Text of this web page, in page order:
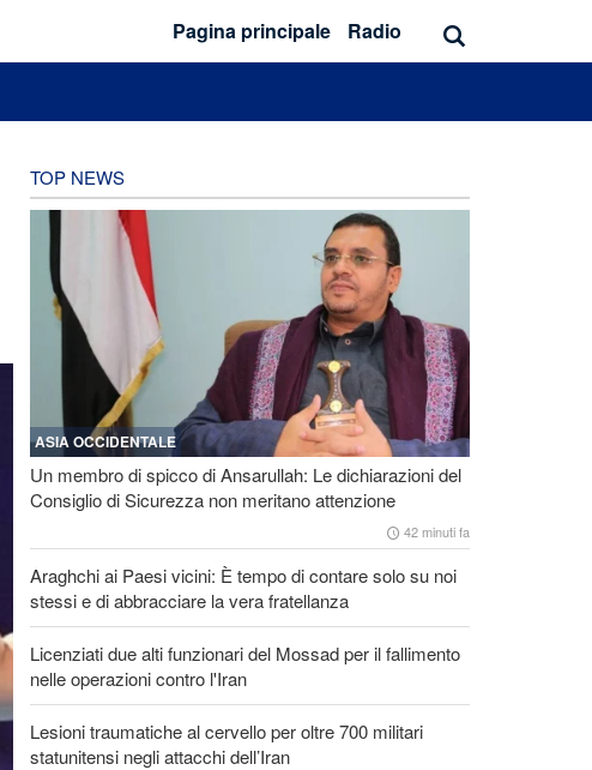
Pagina principale Radio
TOP NEWS
ASIA OCCIDENTALE
Un membro di spicco di Ansarullah: Le dichiarazioni del
Consiglio di Sicurezza non meritano attenzione
42 minuti fa
Araghchi ai Paesi vicini: È tempo di contare solo su noi
stessi e di abbracciare la vera fratellanza
Licenziati due alti funzionari del Mossad per il fallimento
nelle operazioni contro l'Iran
Lesioni traumatiche al cervello per oltre 700 militari
statunitensi negli attacchi dell’Iran